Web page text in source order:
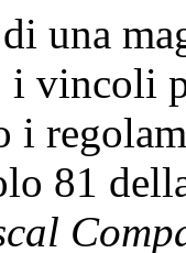
di una
i vincoli
i
81